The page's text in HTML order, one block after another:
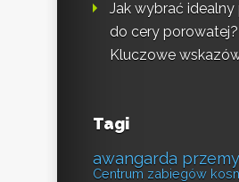
Jak wybrać idealny
do cery porowatej?
Kluczowe
Tagi
awangarda
Centrum zabiegów